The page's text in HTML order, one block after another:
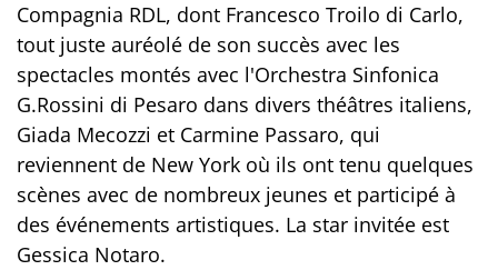
Compagnia RDL, dont Francesco Troilo di Carlo,
tout juste auréolé de son succès avec les
spectacles montés avec l'Orchestra Sinfonica
G.Rossini di Pesaro dans divers théâtres italiens,
Giada Mecozzi et Carmine Passaro, qui
reviennent de New York où ils ont tenu quelques
scènes avec de nombreux jeunes et participé à
des événements artistiques. La star invitée est
Gessica Notaro.